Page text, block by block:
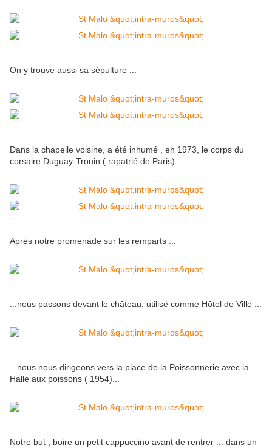
On y trouve aussi sa sépulture ...
Dans la chapelle voisine, a été inhumé , en 1973, le corps du
corsaire Duguay-Trouin ( rapatrié de Paris)
Après notre promenade sur les remparts ...
...nous passons devant le château, utilisé comme Hôtel de Ville ...
...nous nous dirigeons vers la place de la Poissonnerie avec la
Halle aux poissons ( 1954)...
Notre but , boire un petit cappuccino avant de rentrer ... dans un